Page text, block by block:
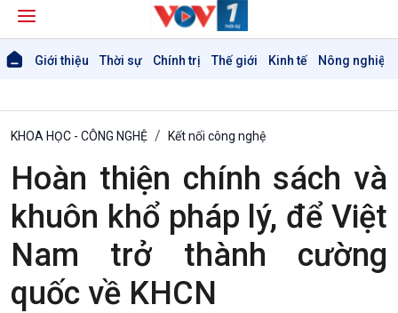
Giới thiệu Thời sự Chính trị Thế giới Kinh tế Nông nghiệp
Giới thiệu
Thời sự
KHOA HỌC - CÔNG NGHỆ Kết nối công nghệ
Hoàn thiện chính sách và
khuôn khổ pháp lý, để Việt
Nam trở thành cường
quốc về KHCN